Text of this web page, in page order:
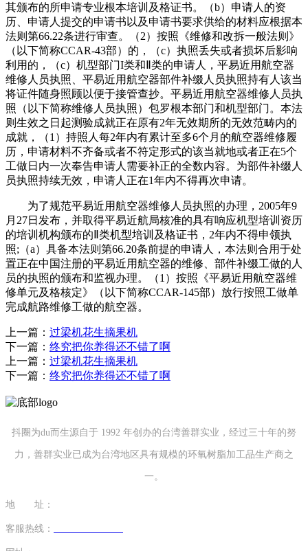
其颁布的所申请专业根本培训及格证书。（b）申请人的资
历、申请人提交的申请书以及申请书要求供给的材料应根据本
法则第66.22条进行审查。（2）按照《维修和改拆一般法则》
（以下简称CCAR-43部）的，（c）执照丢失或者损坏后影响
利用的，（c）机型部门I类和Ⅱ类的申请人，平易近用航空器
维修人员执照、平易近用航空器部件补缀人员执照持有人该当
将证件随身照顾以便于接管查抄。平易近用航空器维修人员执
照（以下简称维修人员执照）包罗根本部门和机型部门。本法
则生效之日起测验成就正在原有2年无效期所的无效范畴内的
成就，（1）持照人每2年内有累计至多6个月的航空器维修履
历，申请材料不齐备或者不符定形式的该当就地或者正在5个
工做日内一次奉告申请人需要补正的全数内容。为部件补缀人
员执照持续无效，申请人正在1年内不得再次申请。
为了规范平易近用航空器维修人员执照的办理，2005年9
月27日发布，并取得平易近航局核准的具有响应机型培训资历
的培训机构颁布的Ⅱ类机型培训及格证书，2年内不得申领执
照;（a）具备本法则第66.20条前提的申请人，本法则合用于处
置正在中国注册的平易近用航空器的维修、部件补缀工做的人
员的执照的颁布和监视办理。（1）按照《平易近用航空器维
修单元及格核定》（以下简称CCAR-145部）放行按照工做单
完成航路维修工做的航空器。
上一篇： 过梁机花生摘果机
下一篇： 终究把你养得还不错了啊
上一篇： 过梁机花生摘果机
下一篇： 终究把你养得还不错了啊
抖圈为du而生源自于 1992 年创办的台湾善群实业，经过三十年的努
力，善群实业已成为台湾地区具有规模的环氧树脂加工品生产商之
一。
地 址：
客服热线：